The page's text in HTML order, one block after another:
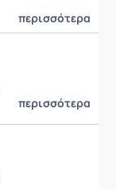
περισσότερα
περισσότερα